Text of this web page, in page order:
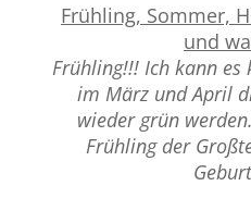
Frühling, Sommer,
und
Frühling!!! Ich kann
im März und April
wieder grün
Frühling der